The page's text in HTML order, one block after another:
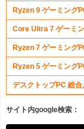
Ryzen 9 ゲーミング
Core Ultra 7 ゲーミ
Ryzen 7 ゲーミング
Ryzen 5 ゲーミング
デスクトップPC 総合
サイト内google検索：